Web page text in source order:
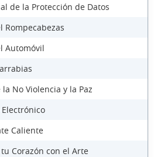
de la Protección de Datos
Rompecabezas
Automóvil
No Violencia y la Paz
Caliente
Corazón con el Arte